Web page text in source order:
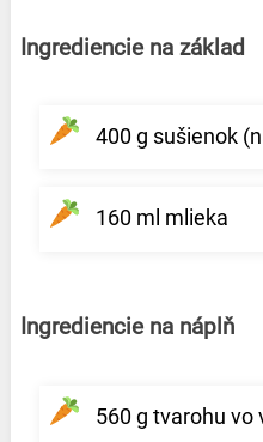
Ingrediencie na základ
400 g sušienok
160 ml mlieka
Ingrediencie na náplň
560 g tvarohu vo